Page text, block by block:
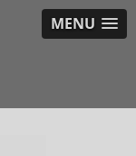
MENU